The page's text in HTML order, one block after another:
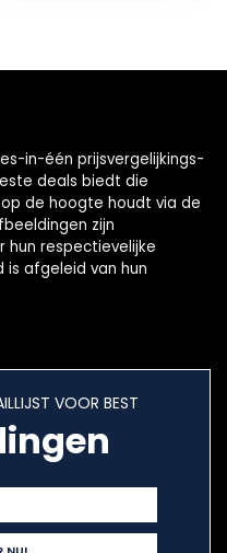
in-één prijsvergelijkings-
deals biedt die
de hoogte houdt via de
zijn
hun respectievelijke
is afgeleid van hun
VOOR BEST